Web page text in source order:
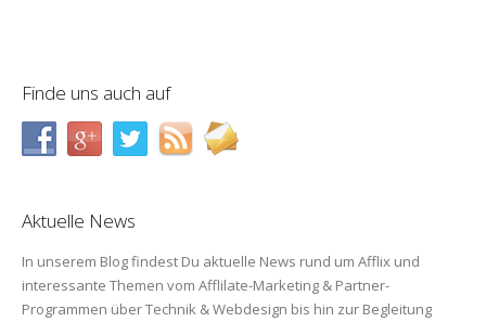
Finde uns auch auf
Aktuelle News
In unserem Blog findest Du aktuelle News rund um Afflix und
interessante Themen vom Afflilate-Marketing & Partner-
Programmen über Technik & Webdesign bis hin zur Begleitung